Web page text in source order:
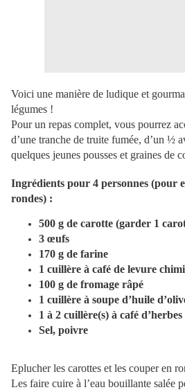
Voici une manière de ludique et
légumes !
Pour un repas complet, vous pourrez
d’une tranche de truite fumée, d’un ½
quelques jeunes pousses et graines de
Ingrédients pour 4 personnes (pour
rondes) :
500 g de carotte (garder 1
3 œufs
170 g de farine
1 cuillère à café de levure
100 g de fromage râpé
1 cuillère à soupe d’huile
1 à 2 cuillère(s) à café
Sel, poivre
Eplucher les carottes et les couper en
Les faire cuire à l’eau bouillante salée